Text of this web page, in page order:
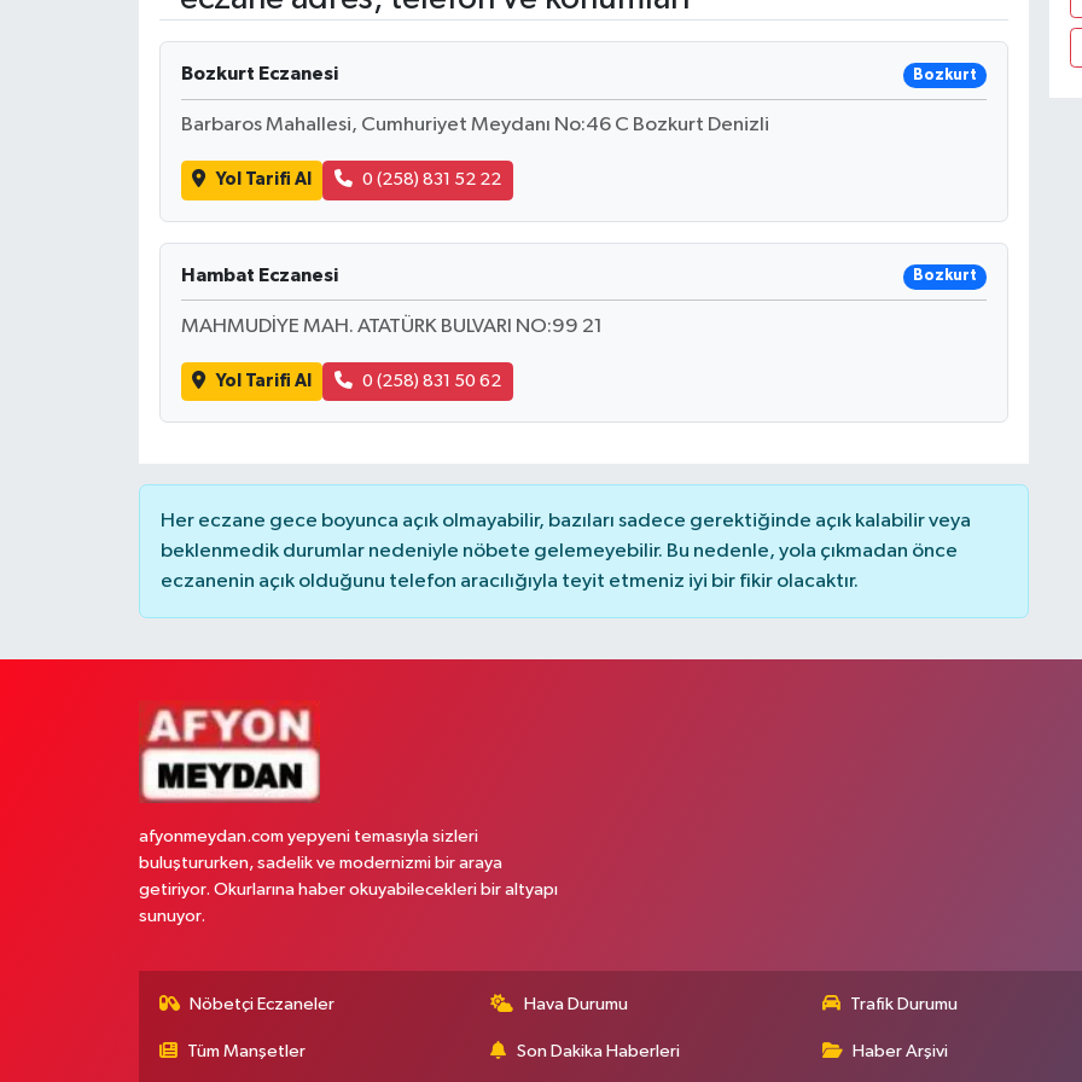
Bozkurt Eczanesi Bozkurt
Barbaros Mahallesi, Cumhuriyet Meydanı No:46 C Bozkurt Denizli
Yol Tarifi Al 0 (258) 831 52 22
Hambat Eczanesi Bozkurt
MAHMUDİYE MAH. ATATÜRK BULVARI NO:99 21
Yol Tarifi Al 0 (258) 831 50 62
Her eczane gece boyunca açık olmayabilir, bazıları sadece gerektiğinde açık kalabilir veya
beklenmedik durumlar nedeniyle nöbete gelemeyebilir. Bu nedenle, yola çıkmadan önce
eczanenin açık olduğunu telefon aracılığıyla teyit etmeniz iyi bir fikir olacaktır.
afyonmeydan.com yepyeni temasıyla sizleri
buluştururken, sadelik ve modernizmi bir araya
getiriyor. Okurlarına haber okuyabilecekleri bir altyapı
sunuyor.
Nöbetçi Eczaneler Hava Durumu Trafik Durumu
Tüm Manşetler Son Dakika Haberleri Haber Arşivi